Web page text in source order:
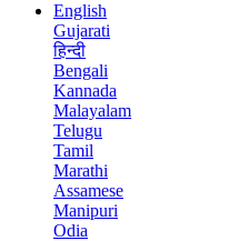
English
Gujarati
हिन्दी
Bengali
Kannada
Malayalam
Telugu
Tamil
Marathi
Assamese
Manipuri
Odia